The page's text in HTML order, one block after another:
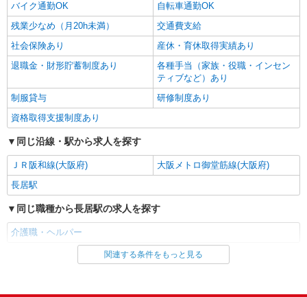
バイク通勤OK
自転車通勤OK
残業少なめ（月20h未満）
交通費支給
社会保険あり
産休・育休取得実績あり
退職金・財形貯蓄制度あり
各種手当（家族・役職・インセン
ティブなど）あり
制服貸与
研修制度あり
資格取得支援制度あり
同じ沿線・駅から求人を探す
ＪＲ阪和線(大阪府)
大阪メトロ御堂筋線(大阪府)
長居駅
同じ職種から長居駅の求人を探す
介護職・ヘルパー
同じ雇用形態から長居駅の求人を探す
関連する条件をもっと見る